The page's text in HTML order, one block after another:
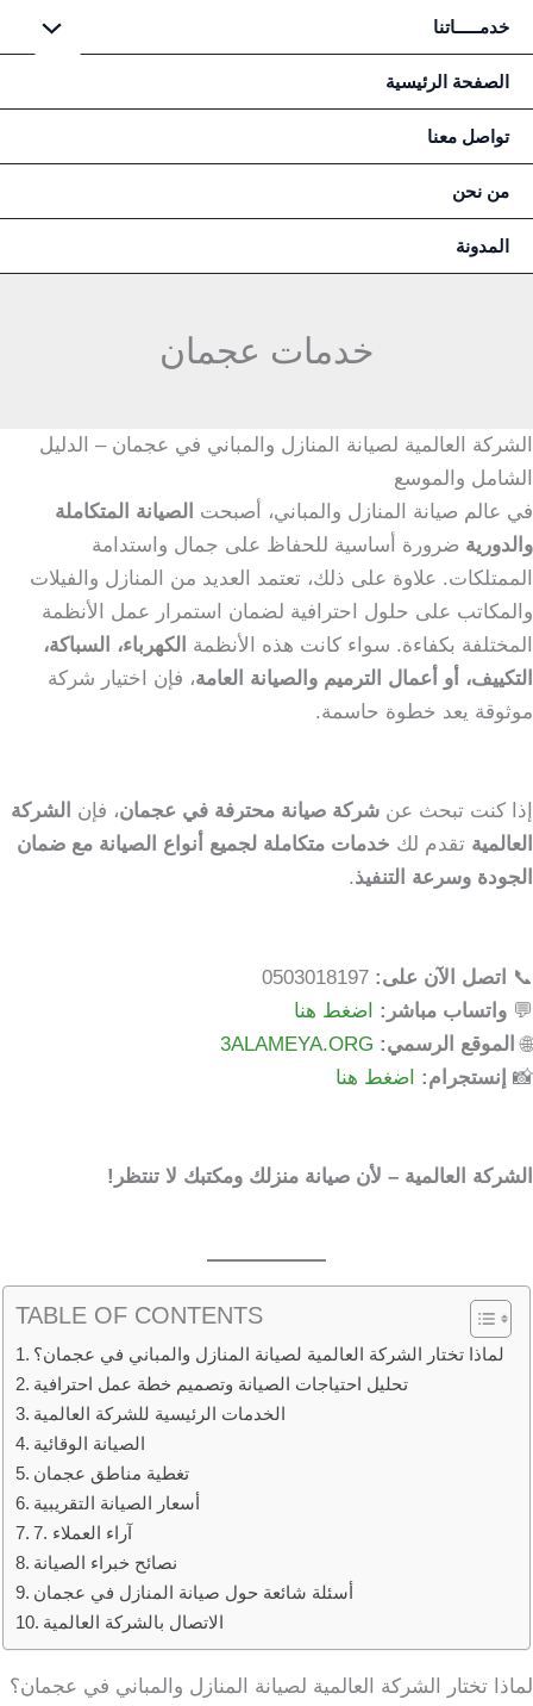
إلى
المحتوى
خدمـــــاتنا
الصفحة الرئيسية
تواصل معنا
من نحن
المدونة
خدمات عجمان
الشركة العالمية لصيانة المنازل والمباني في عجمان – الدليل
الشامل والموسع
في عالم صيانة المنازل والمباني، أصبحت الصيانة المتكاملة
والدورية ضرورة أساسية للحفاظ على جمال واستدامة
الممتلكات. علاوة على ذلك، تعتمد العديد من المنازل والفيلات
والمكاتب على حلول احترافية لضمان استمرار عمل الأنظمة
المختلفة بكفاءة. سواء كانت هذه الأنظمة الكهرباء، السباكة،
التكييف، أو أعمال الترميم والصيانة العامة، فإن اختيار شركة
موثوقة يعد خطوة حاسمة.
إذا كنت تبحث عن شركة صيانة محترفة في عجمان، فإن الشركة
العالمية تقدم لك خدمات متكاملة لجميع أنواع الصيانة مع ضمان
الجودة وسرعة التنفيذ.
📞 اتصل الآن على:
💬 واتساب مباشر: اضغط هنا
🌐 الموقع الرسمي: 3ALAMEYA.ORG
📸 إنستجرام: اضغط هنا
الشركة العالمية – لأن صيانة منزلك ومكتبك لا تنتظر!
TABLE OF CONTENTS
لماذا تختار الشركة العالمية لصيانة المنازل والمباني في عجمان؟
تحليل احتياجات الصيانة وتصميم خطة عمل احترافية
الخدمات الرئيسية للشركة العالمية
الصيانة الوقائية
تغطية مناطق عجمان
أسعار الصيانة التقريبية
7. آراء العملاء
نصائح خبراء الصيانة
أسئلة شائعة حول صيانة المنازل في عجمان
الاتصال بالشركة العالمية
لماذا تختار الشركة العالمية لصيانة المنازل والمباني في عجمان؟